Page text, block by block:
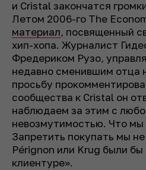
и Cristal закончатся
Летом 2006-го The
материал, посвященный
хип-хопа. Журналист
Фредериком Рузо,
недавно сменившим отца
просьбу
сообщества к Cristal он
наблюдаем за этим с
невозмутимостью. Что
Запретить покупать мы
Pérignon или Krug были
клиентуре».